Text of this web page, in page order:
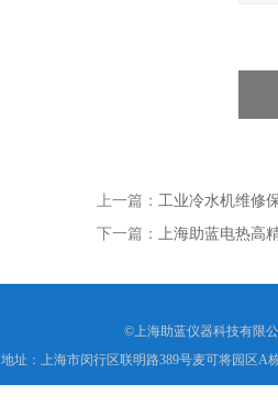
上一篇： 工业冷水机维修
下一篇： 上海助蓝电热高
©上海助蓝仪器科技有限
地址：上海市闵行区联明路389号麦可将园区A